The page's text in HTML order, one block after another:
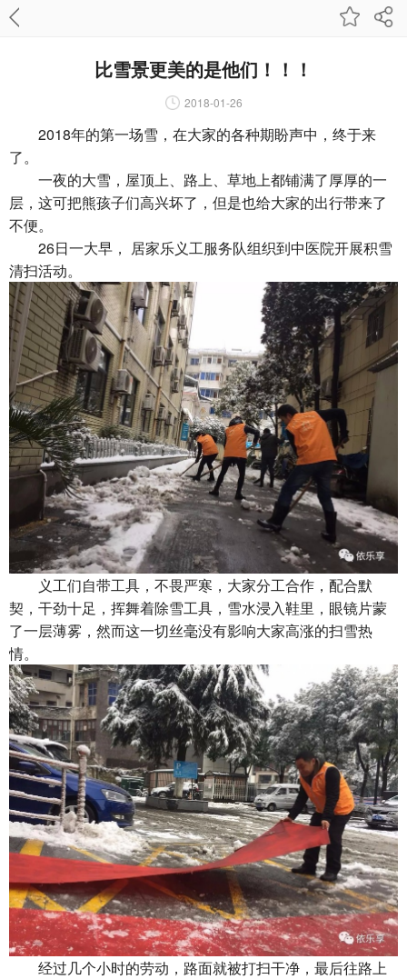
比雪景更美的是他们！！！
2018-01-26
2018年的第一场雪，在大家的各种期盼声中，终于来
了。
一夜的大雪，屋顶上、路上、草地上都铺满了厚厚的一
层，这可把熊孩子们高兴坏了，但是也给大家的出行带来了
不便。
26日一大早， 居家乐义工服务队组织到中医院开展积雪
清扫活动。
义工们自带工具，不畏严寒，大家分工合作，配合默
契，干劲十足，挥舞着除雪工具，雪水浸入鞋里，眼镜片蒙
了一层薄雾，然而这一切丝毫没有影响大家高涨的扫雪热
情。
经过几个小时的劳动，路面就被打扫干净，最后往路上